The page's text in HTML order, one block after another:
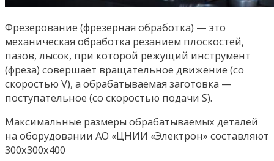
Фрезерование (фрезерная обработка) — это
механическая обработка резанием плоскостей,
пазов, лысок, при которой режущий инструмент
(фреза) совершает вращательное движение (со
скоростью V), а обрабатываемая заготовка —
поступательное (со скоростью подачи S).
Максимальные размеры обрабатываемых деталей
на оборудовании АО «ЦНИИ «Электрон» составляют
300х300х400